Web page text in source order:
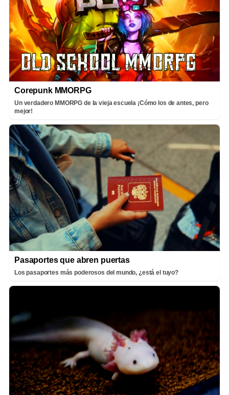
Corepunk MMORPG
Un verdadero MMORPG de la vieja escuela ¡Cómo los de antes, pero
mejor!
Pasaportes que abren puertas
Los pasaportes más poderosos del mundo, ¿está el tuyo?